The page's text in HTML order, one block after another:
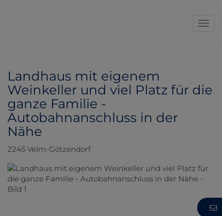
Landhaus mit eigenem
Weinkeller und viel Platz für die
ganze Familie -
Autobahnanschluss in der
Nähe
2245 Velm-Götzendorf